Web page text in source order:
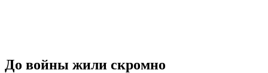
До войны жили скромно